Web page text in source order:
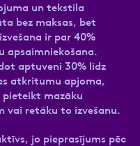
un tekstila
bez maksas, bet
ir par 40%
apsaimniekošana.
aptuveni 30% līdz
atkritumu apjoma,
mazāku
vai retāku to izvešanu.
jo pieprasījums pēc